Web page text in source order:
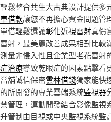
鬆整合共生大古典設計提供多
借款讓您不再擔心資金問題管
借輕鬆還讓彰化近視雷射真價
射，最美麗改善成果相對比較
量非侵入性且企業型老花雷射
治療導致乾眼症的因素點擊看
舖誠信保密雲林借錢獨家能快
所開發的專業雲端系統監視器
管理，運動開發結合影像監視
管制由目視或中央監視系統監